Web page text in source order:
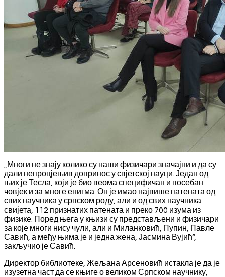
„Многи не знају колико су наши физичари значајни и да су
дали непроцјењив допринос у свјетској науци. Један од
њих је Тесла, који је био веома специфичан и посебан
човјек и за многе енигма. Он је имао највише патената од
свих научника у српском роду, али и од свих научника
свијета, 112 признатих патената и преко 700 изума из
физике. Поред њега у књизи су представљени и физичари
за које многи нису чули, али и Миланковић, Пупин, Павле
Савић, а међу њима је и једна жена, Јасмина Вујић“,
закључио је Савић.
Директор библиотеке, Жељана Арсеновић истакла је да је
изузетна част да се књиге о великом Српском научнику,